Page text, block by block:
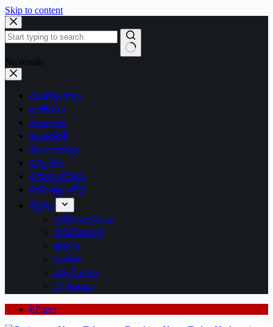
Skip to content
No results
ముఖ్యాంశాలు
జాతీయం
తెలంగాణ
ఆంధ్రప్రదేశ్
తెలంగాణార్థం
సన్నివేశం
బొమ్మా బొరుసు
సాహిత్యం-శోభ
శీర్షికలు
ప్రత్యేక వ్యాసాలు
ఎడిటోరియల్
అరుగు
సంకేతం
దక్కన్.కామ్
24 గంటలు
EPaper